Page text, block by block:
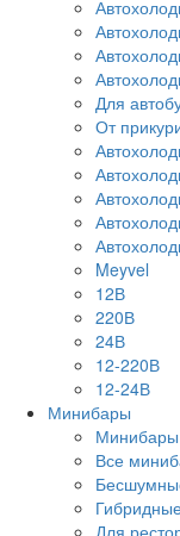
Для
От
Meyvel
12В
220В
24В
12-220В
12-24В
Минибары
Минибары
Все
Для